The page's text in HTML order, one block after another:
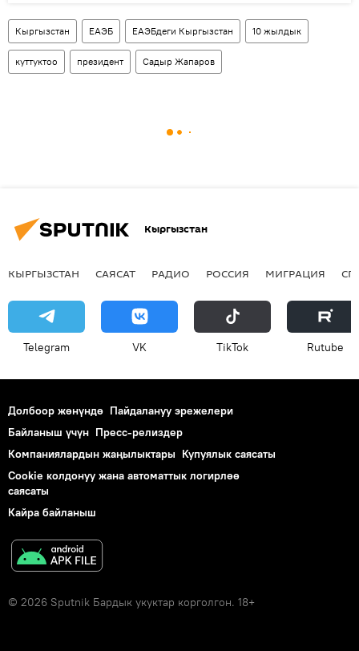
Кыргызстан ЕАЭБ ЕАЭБдеги Кыргызстан 10 жылдык
куттуктоо президент Садыр Жапаров
Кыргызстан
КЫРГЫЗСТАН САЯСАТ РАДИО РОССИЯ МИГРАЦИЯ
Telegram VK ТikТоk Rutube
Долбоор жөнүндө Пайдалануу эрежелери
Байланыш үчүн Пресс-релиздер
Компаниялардын жаңылыктары Купуялык саясаты
Cookie колдонуу жана автоматтык логирлөө
саясаты
Кайра байланыш
© 2026 Sputnik Бардык укуктар корголгон. 18+